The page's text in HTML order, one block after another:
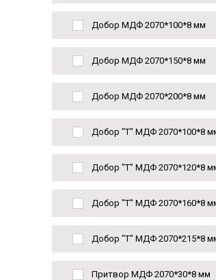
Добор МДФ 2070*100*8 мм
Добор МДФ 2070*150*8 мм
Добор МДФ 2070*200*8 мм
Добор "Т" МДФ 2070*100*8
Добор "Т" МДФ 2070*120*8
Добор "Т" МДФ 2070*160*8
Добор "Т" МДФ 2070*215*8
Притвор МДФ 2070*30*8 мм